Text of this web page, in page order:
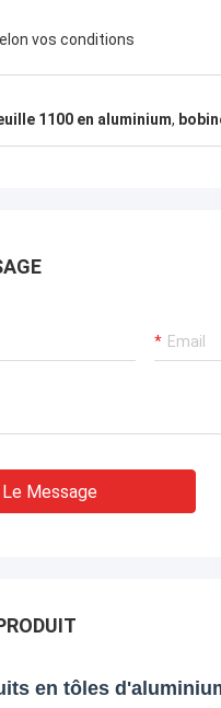
vos conditions
1100 en aluminium,
Message
en tôles